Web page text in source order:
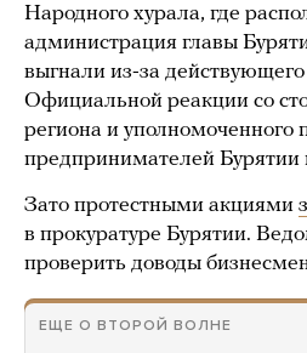
Народного хурала, где
администрация главы
выгнали из-за
Официальной реакции со
региона и уполномоченного
предпринимателей Бурятии
Зато протестными акциями
в прокуратуре Бурятии.
проверить доводы
ЕЩЕ О ВТОРОЙ ВОЛНЕ